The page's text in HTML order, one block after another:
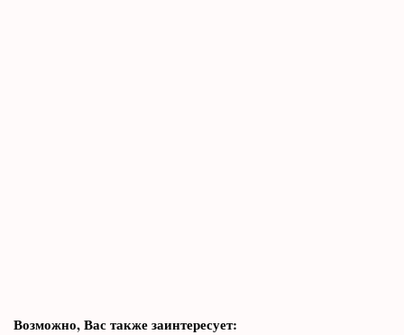
Возможно, Вас также заинтересует: